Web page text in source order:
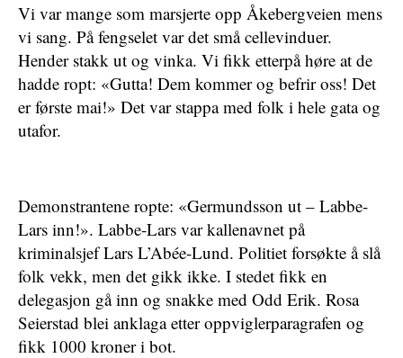
Vi var mange som marsjerte opp Åkebergveien mens
vi sang. På fengselet var det små cellevinduer.
Hender stakk ut og vinka. Vi fikk etterpå høre at de
hadde ropt: «Gutta! Dem kommer og befrir oss! Det
er første mai!» Det var stappa med folk i hele gata og
utafor.
Demonstrantene ropte: «Germundsson ut – Labbe-
Lars inn!». Labbe-Lars var kallenavnet på
kriminalsjef Lars L’Abée-Lund. Politiet forsøkte å slå
folk vekk, men det gikk ikke. I stedet fikk en
delegasjon gå inn og snakke med Odd Erik. Rosa
Seierstad blei anklaga etter oppviglerparagrafen og
fikk 1000 kroner i bot.